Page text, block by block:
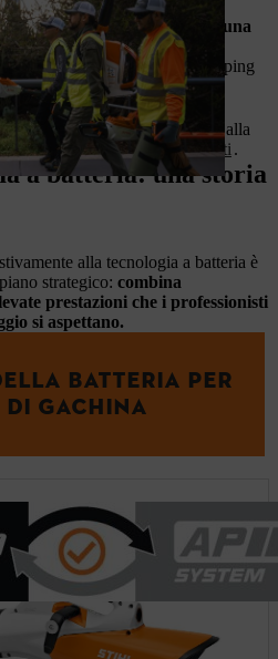
vecchi sono ancora in uso, una
di questo marchio."
fondatrice di Gachina Landscaping
perfettamente il parco
efficiente e rispettoso
è attenta non solo alla
alla
salute dei propri dipendenti .
a batteria: una storia
alla tecnologia a batteria è
strategico: combina
prestazioni che i professionisti
si aspettano.
BATTERIA PER
DI GACHINA